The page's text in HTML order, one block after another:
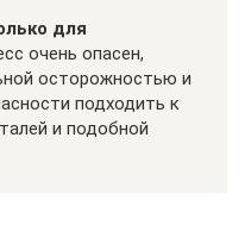
для
очень опасен,
осторожностью и
подходить к
и подобной